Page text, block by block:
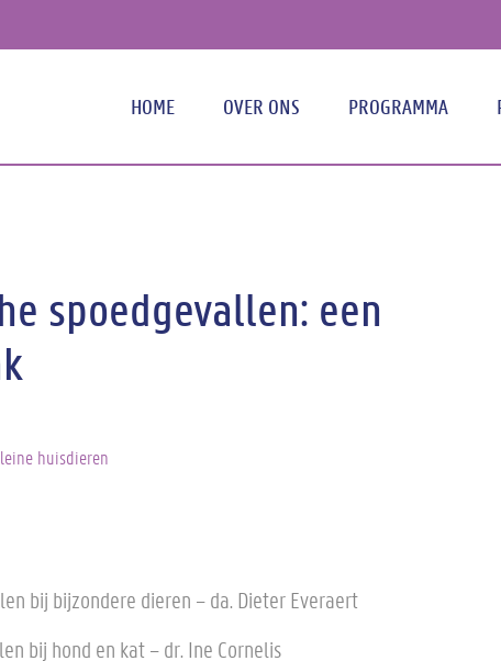
HOME OVER ONS PROGRAMMA
spoedgevallen: een
huisdieren
bij bijzondere dieren – da. Dieter Everaert
bij hond en kat – dr. Ine Cornelis